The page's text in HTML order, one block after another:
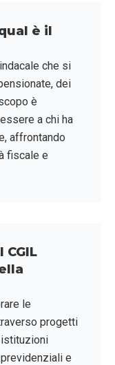
è il
che si
dei
è
a chi ha
affrontando
fiscale e
le
progetti
e